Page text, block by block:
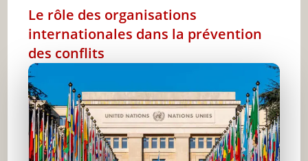
Le rôle des organisations
internationales dans la prévention
des conflits